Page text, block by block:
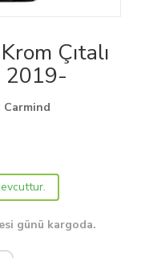
Çıtalı
2019-
Carmind
günü kargoda.